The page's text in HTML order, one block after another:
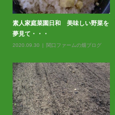
素人家庭菜園日和 美味しい野菜を
夢見て・・・
2020.09.30 関口ファームの畑ブログ